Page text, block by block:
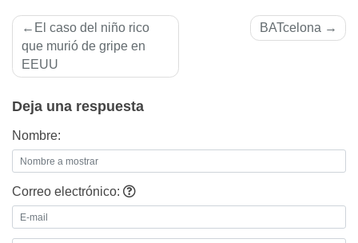
Navegación
de
entradas
El caso del niño rico
que murió de gripe en
EEUU
BATcelona
Deja una respuesta
Nombre:
Correo electrónico: